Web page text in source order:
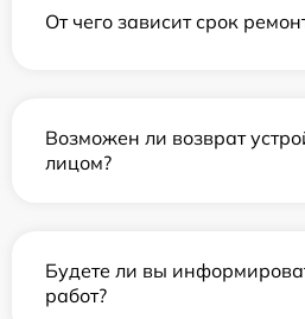
От чего зависит срок
Возможен ли возврат
лицом?
Будете ли вы
работ?